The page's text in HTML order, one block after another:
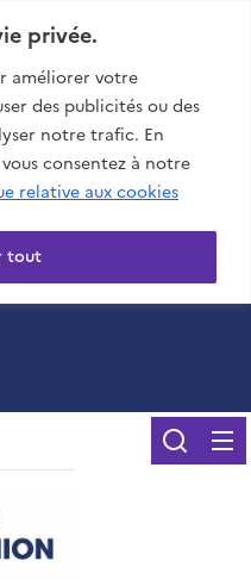
privée.
améliorer votre
des publicités ou des
notre trafic. En
consentez à notre
relative aux cookies
tout